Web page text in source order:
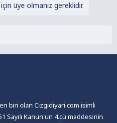
üye olmanız gereklidir.
biri olan Cizgidiyari.com isimli
Sayılı Kanun'un 4.cü maddesinin